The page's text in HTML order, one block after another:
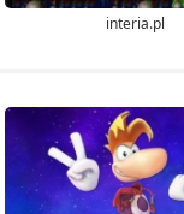
interia.pl